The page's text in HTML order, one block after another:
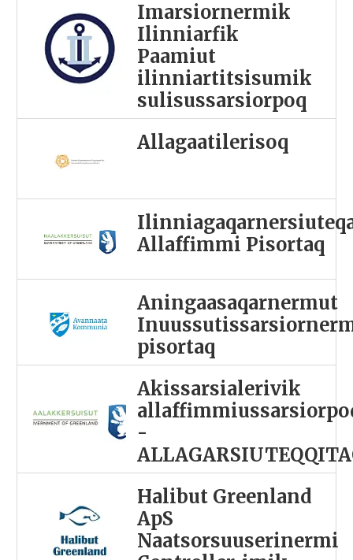
Imarsiornermik
Ilinniarfik
Paamiut
ilinniartitsisumik
sulisussarsiorpoq
Allagaatilerisoq
Allaffimmi Pisortaq
Aningaasaqarnermut
pisortaq
Akissarsialerivik
-
Halibut Greenland
ApS
Naatsorsuuserinermi